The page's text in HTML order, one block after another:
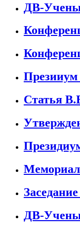
ДВ-
Статья
ДВ-